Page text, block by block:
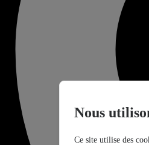
Nous
Ce site utilise des